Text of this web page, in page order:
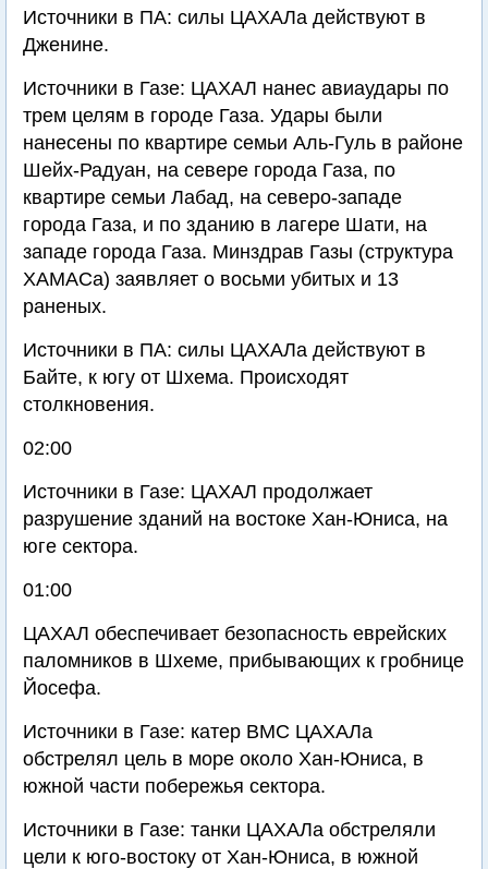
Источники в ПА: силы ЦАХАЛа действуют в
Дженине.
Источники в Газе: ЦАХАЛ нанес авиаудары по
трем целям в городе Газа. Удары были
нанесены по квартире семьи Аль-Гуль в районе
Шейх-Радуан, на севере города Газа, по
квартире семьи Лабад, на северо-западе
города Газа, и по зданию в лагере Шати, на
западе города Газа. Минздрав Газы (структура
ХАМАСа) заявляет о восьми убитых и 13
раненых.
Источники в ПА: силы ЦАХАЛа действуют в
Байте, к югу от Шхема. Происходят
столкновения.
02:00
Источники в Газе: ЦАХАЛ продолжает
разрушение зданий на востоке Хан-Юниса, на
юге сектора.
01:00
ЦАХАЛ обеспечивает безопасность еврейских
паломников в Шхеме, прибывающих к гробнице
Йосефа.
Источники в Газе: катер ВМС ЦАХАЛа
обстрелял цель в море около Хан-Юниса, в
южной части побережья сектора.
Источники в Газе: танки ЦАХАЛа обстреляли
цели к юго-востоку от Хан-Юниса, в южной